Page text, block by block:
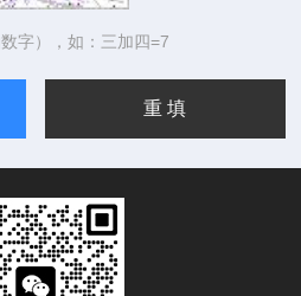
字），如：三加四=7